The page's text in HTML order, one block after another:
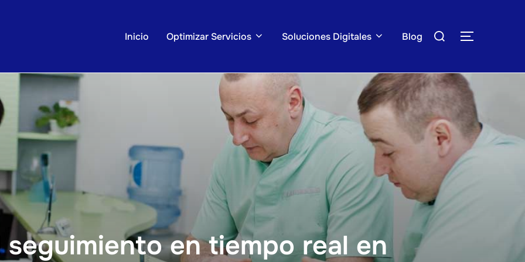
Inicio Optimizar Servicios Soluciones Digitales Blog
Buscar:
en tiempo real en